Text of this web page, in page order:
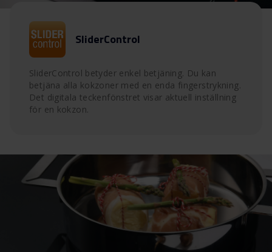
SliderControl
SliderControl betyder enkel betjäning. Du kan
betjäna alla kokzoner med en enda fingerstrykning.
Det digitala teckenfönstret visar aktuell inställning
för en kokzon.